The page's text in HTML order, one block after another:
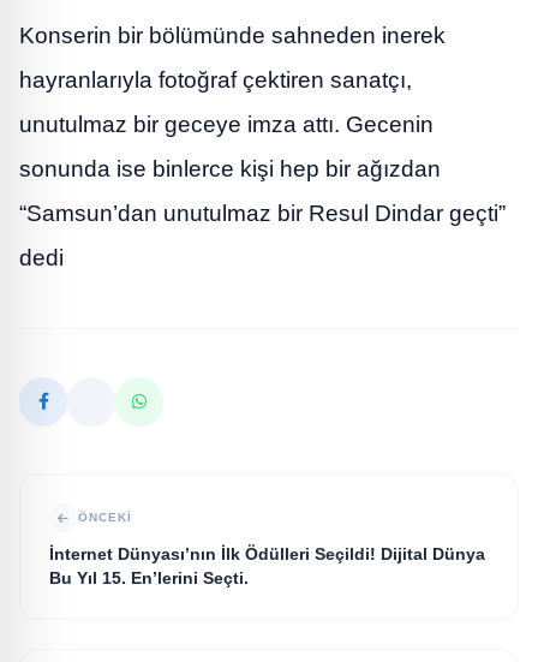
Konserin bir bölümünde sahneden inerek
hayranlarıyla fotoğraf çektiren sanatçı,
unutulmaz bir geceye imza attı. Gecenin
sonunda ise binlerce kişi hep bir ağızdan
“Samsun’dan unutulmaz bir Resul Dindar geçti”
dedi
ÖNCEKI
İnternet Dünyası’nın İlk Ödülleri Seçildi! Dijital Dünya
Bu Yıl 15. En’lerini Seçti.